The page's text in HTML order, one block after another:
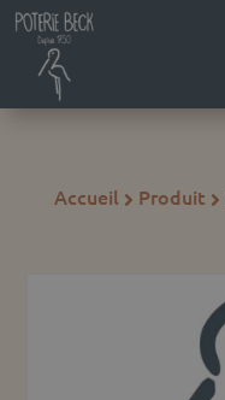
Accueil  Produit 